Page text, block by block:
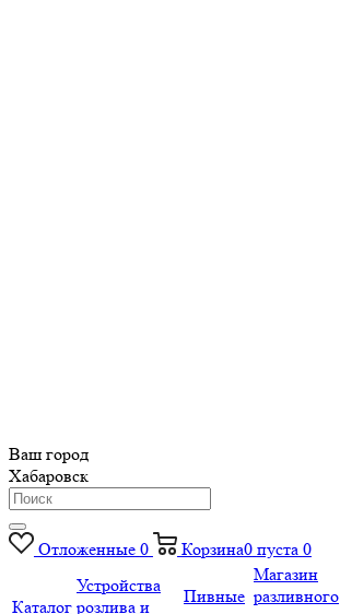
Ваш город
Хабаровск
Отложенные 0 Корзина0 пуста 0
Каталог
Устройства
розлива и
Пивные
Магазин
разливного